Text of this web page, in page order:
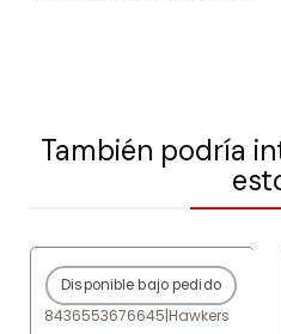
También podría
-80%OFF
Agotado
Disponible bajo pedido
8436553676645|Hawkers